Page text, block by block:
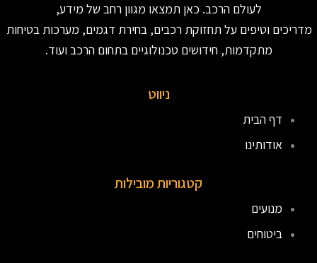
לעולם הרכב. כאן תמצאו מגוון רחב של מידע,
מדריכים וטיפים על תחזוקת רכבים, בחירת דגמים, מערכות בטיחות
מתקדמות, חידושים טכנולוגיים בתחום הרכב ועוד.
ניווט
דף הבית
אודותינו
קטגוריות מובילות
מנועים
ביטוחים